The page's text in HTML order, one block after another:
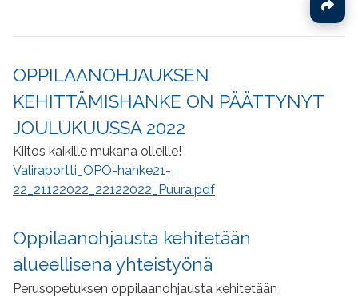
OPPILAANOHJAUKSEN
KEHITTÄMISHANKE ON PÄÄTTYNYT
JOULUKUUSSA 2022
Kiitos kaikille mukana olleille!
Valiraportti_OPO-hanke21-
22_21122022_22122022_Puura.pdf
Oppilaanohjausta kehitetään
alueellisena yhteistyönä
Perusopetuksen oppilaanohjausta kehitetään